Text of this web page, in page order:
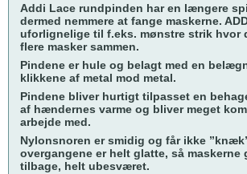
Addi Lace rundpinden har en længere
dermed nemmere at fange maskerne.
uforlignelige til f.eks. mønstre strik hvor
flere masker sammen.
Pindene er hule og belagt med en
klikkene af metal mod metal.
Pindene bliver hurtigt tilpasset en
af hændernes varme og bliver meget
arbejde med.
Nylonsnoren er smidig og får ikke
overgangene er helt glatte, så maskerne
tilbage, helt ubesværet.